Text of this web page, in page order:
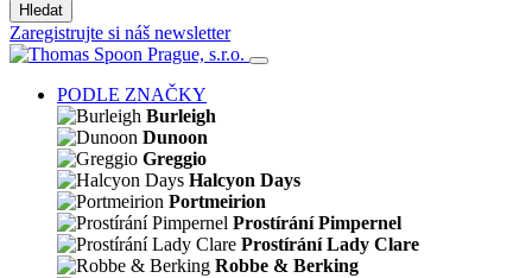
Hledat
Zaregistrujte si náš newsletter
PODLE ZNAČKY
Burleigh
Dunoon
Greggio
Halcyon Days
Portmeirion
Prostírání Pimpernel
Prostírání Lady Clare
Robbe & Berking